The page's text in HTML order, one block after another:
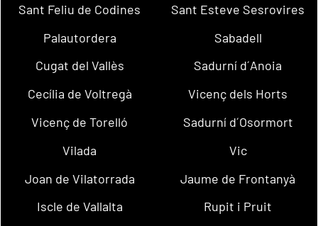
Sant Feliu de Codines
Sant Esteve Sesrovires
Palautordera
Sabadell
Cugat del Vallès
Sadurní d´Anoia
Cecília de Voltregà
Vicenç dels Horts
Vicenç de Torelló
Sadurní d´Osormort
Vilada
Vic
Joan de Vilatorrada
Jaume de Frontanyà
Iscle de Vallalta
Rupit i Pruit